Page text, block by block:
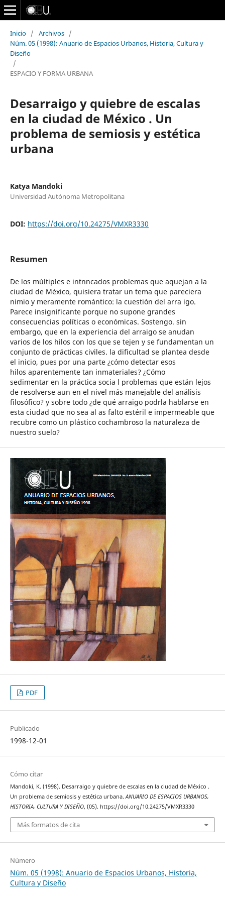
Inicio / Archivos /
Núm. 05 (1998): Anuario de Espacios Urbanos, Historia, Cultura y
Diseño
/
ESPACIO Y FORMA URBANA
Desarraigo y quiebre de escalas
en la ciudad de México . Un
problema de semiosis y estética
urbana
Katya Mandoki
Universidad Autónoma Metropolitana
DOI: https://doi.org/10.24275/VMXR3330
Resumen
De los múltiples e intnncados problemas que aquejan a la
ciudad de México, quisiera tratar un tema que pareciera
nimio y meramente romántico: la cuestión del arra igo.
Parece insignificante porque no supone grandes
consecuencias políticas o económicas. Sostengo. sin
embargo, que en la experiencia del arraigo se anudan
varios de los hilos con los que se tejen y se fundamentan un
conjunto de prácticas civiles. la dificultad se plantea desde
el inicio, pues por una parte ¿cómo detectar esos
hilos aparentemente tan inmateriales? ¿Cómo
sedimentar en la práctica socia l problemas que están lejos
de resolverse aun en el nivel más manejable del análisis
filosófico? y sobre todo ¿de qué arraigo podrla hablarse en
esta ciudad que no sea al as falto estéril e impermeable que
recubre como un plástico cochambroso la naturaleza de
nuestro suelo?
PDF
Publicado
1998-12-01
Cómo citar
Mandoki, K. (1998). Desarraigo y quiebre de escalas en la ciudad de México .
Un problema de semiosis y estética urbana.ANUARIO DE ESPACIOS URBANOS,
HISTORIA, CULTURA Y DISEÑO, (05). https://doi.org/10.24275/VMXR3330
Más formatos de cita
Número
Núm. 05 (1998): Anuario de Espacios Urbanos, Historia,
Cultura y Diseño